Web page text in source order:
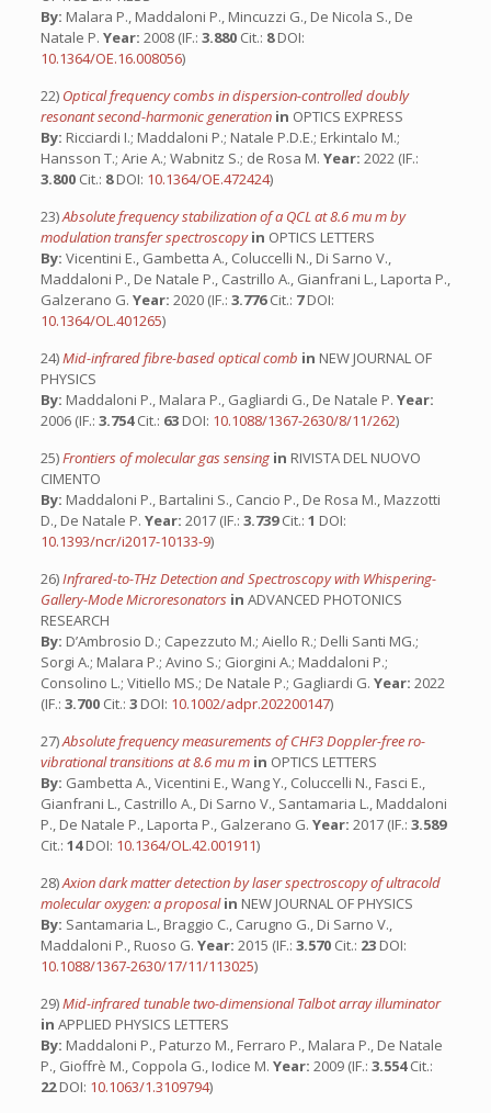
By: Malara P., Maddaloni P., Mincuzzi G., De Nicola S., De
Natale P. Year: 2008 (IF.: 3.880 Cit.: 8DOI:
10.1364/OE.16.008056)
22) Optical frequency combs in dispersion-controlled doubly
resonant second-harmonic generation in OPTICS EXPRESS
By: Ricciardi I.; Maddaloni P.; Natale P.D.E.; Erkintalo M.;
Hansson T.; Arie A.; Wabnitz S.; de Rosa M. Year: 2022 (IF.:
3.800 Cit.: 8DOI: 10.1364/OE.472424)
23)Absolute frequency stabilization of a QCL at 8.6 mu m by
modulation transfer spectroscopyin OPTICS LETTERS
By: Vicentini E., Gambetta A., Coluccelli N., Di Sarno V.,
Maddaloni P., De Natale P., Castrillo A., Gianfrani L., Laporta P.,
Galzerano G. Year: 2020 (IF.: 3.776Cit.: 7DOI:
10.1364/OL.401265)
24)Mid-infrared fibre-based optical comb in NEW JOURNAL OF
PHYSICS
By: Maddaloni P., Malara P., Gagliardi G., De Natale P. Year:
2006 (IF.: 3.754Cit.: 63 DOI: 10.1088/1367-2630/8/11/262)
25)Frontiers of molecular gas sensing in RIVISTA DEL NUOVO
CIMENTO
By: Maddaloni P., Bartalini S., Cancio P., De Rosa M., Mazzotti
D., De Natale P. Year: 2017 (IF.: 3.739Cit.: 1 DOI:
10.1393/ncr/i2017-10133-9)
26)Infrared-to-THz Detection and Spectroscopy with Whispering-
Gallery-Mode Microresonators in ADVANCED PHOTONICS
RESEARCH
By: D’Ambrosio D.; Capezzuto M.; Aiello R.; Delli Santi MG.;
Sorgi A.; Malara P.; Avino S.; Giorgini A.; Maddaloni P.;
Consolino L.; Vitiello MS.; De Natale P.; Gagliardi G. Year: 2022
(IF.: 3.700 Cit.: 3 DOI: 10.1002/adpr.202200147)
27)Absolute frequency measurements of CHF3 Doppler-free ro-
vibrational transitions at 8.6 mu m in OPTICS LETTERS
By: Gambetta A., Vicentini E., Wang Y., Coluccelli N., Fasci E.,
Gianfrani L., Castrillo A., Di Sarno V., Santamaria L., Maddaloni
P., De Natale P., Laporta P., Galzerano G. Year: 2017 (IF.: 3.589
Cit.: 14DOI: 10.1364/OL.42.001911)
28)Axion dark matter detection by laser spectroscopy of ultracold
molecular oxygen: a proposalin NEW JOURNAL OF PHYSICS
By: Santamaria L., Braggio C., Carugno G., Di Sarno V.,
Maddaloni P., Ruoso G. Year: 2015 (IF.: 3.570 Cit.: 23 DOI:
10.1088/1367-2630/17/11/113025)
29)Mid-infrared tunable two-dimensional Talbot array illuminator
in APPLIED PHYSICS LETTERS
By: Maddaloni P., Paturzo M., Ferraro P., Malara P., De Natale
P., Gioffrè M., Coppola G., Iodice M. Year: 2009 (IF.: 3.554Cit.:
22DOI: 10.1063/1.3109794)